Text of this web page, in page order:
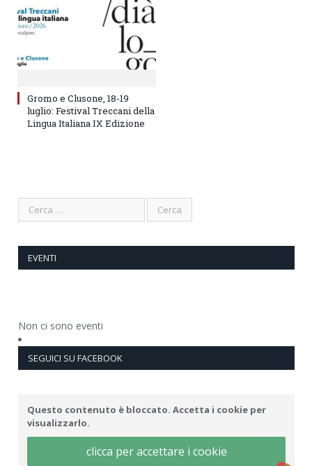
Gromo e Clusone, 18-19
luglio: Festival Treccani della
Lingua Italiana IX Edizione
EVENTI
Non ci sono eventi
SEGUICI SU FACEBOOK
Questo contenuto è bloccato. Accetta i cookie per
visualizzarlo.
clicca per accettare i cookie